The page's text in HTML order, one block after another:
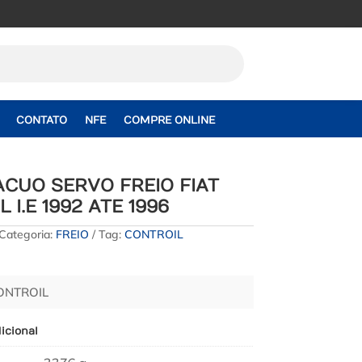
CONTATO NFE COMPRE ONLINE
SERVO FREIO FIAT
I.E 1992 ATE 1996
FREIO Tag: CONTROIL